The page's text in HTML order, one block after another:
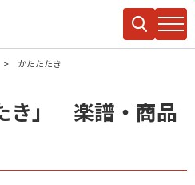
かたたたき
き」 楽譜・商品